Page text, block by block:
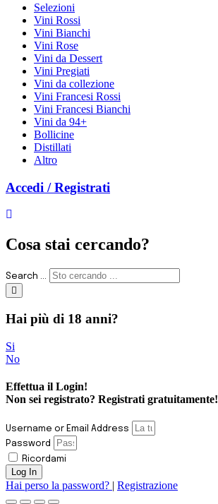
Selezioni
Vini Rossi
Vini Bianchi
Vini Rose
Vini da Dessert
Vini Pregiati
Vini da collezione
Vini Francesi Rossi
Vini Francesi Bianchi
Vini da 94+
Bollicine
Distillati
Altro
Accedi / Registrati
Cosa stai cercando?
Search ...
Hai più di 18 anni?
Si
No
Effettua il Login!
Non sei registrato? Registrati gratuitamente!
Username or Email Address
Password
Ricordami
Log In
Hai perso la password? | Registrazione